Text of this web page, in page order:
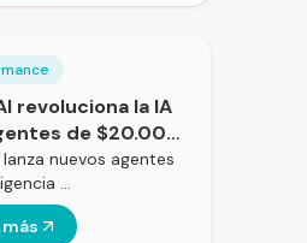
revoluciona la IA
de $20.000
nuevos agentes
…